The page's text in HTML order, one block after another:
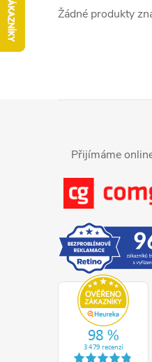
Žádné produkty
Přijímáme